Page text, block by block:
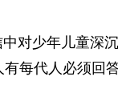
少年儿童深
每代人必须回